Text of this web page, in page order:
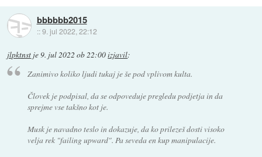
bbbbbb2015
::9. jul 2022, 22:12
jlpktnst je9. jul 2022 ob 22:00izjavil:
Zanimivo koliko ljudi tukaj je še pod vplivom kulta.
Človek je podpisal, da se odpoveduje pregledu podjetja in da
sprejme vse takšno kot je.
Musk je navadno teslo in dokazuje, da ko prilezeš dosti visoko
velja rek "failing upward". Pa seveda en kup manipulacije.